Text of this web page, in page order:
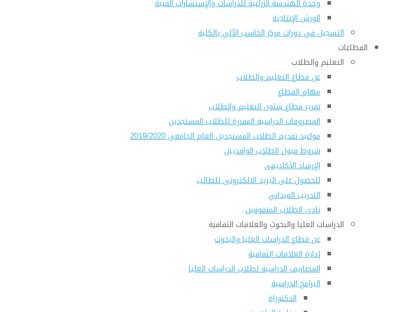
وحدة الهندسة الزراعية للدراسات والإستشارات الفنية
الورش الإنتاجية
التسجيل في دورات مركز الحاسب الآلي بالكلية
القطاعات
التعليم والطلاب
عن قطاع التعليم والطلاب
مهام القطاع
تقرير قطاع شئون التعليم والطلاب
المصروفات الدراسية المقررة للطلاب المستجدين
مواعيد تقديم الطلاب المستجدين العام الجامعى 2019/2020
شروط قبول الطلاب الوافديين
الإرشاد الأكاديمى
للحصول على البريد الالكترونى للطالب
التدريب الميداني
نادى الطلاب المتفوقين
الدراسات العليا والبحوث والعلاقات الثقافية
عن قطاع الدراسات العليا والبحوث
إدارة العلاقات الثقافية
المصاريف الدراسية لطلاب الدراسات العليا
البرامج الدراسية
الدكتوراة